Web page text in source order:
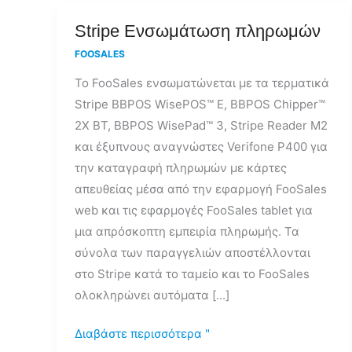
Stripe Ενσωμάτωση πληρωμών
FOOSALES
Το FooSales ενσωματώνεται με τα τερματικά
Stripe BBPOS WisePOS™ E, BBPOS Chipper™
2X BT, BBPOS WisePad™ 3, Stripe Reader M2
και έξυπνους αναγνώστες Verifone P400 για
την καταγραφή πληρωμών με κάρτες
απευθείας μέσα από την εφαρμογή FooSales
web και τις εφαρμογές FooSales tablet για
μια απρόσκοπτη εμπειρία πληρωμής. Τα
σύνολα των παραγγελιών αποστέλλονται
στο Stripe κατά το ταμείο και το FooSales
ολοκληρώνει αυτόματα [...]
Stripe
Ενσωμάτωση
Διαβάστε περισσότερα "